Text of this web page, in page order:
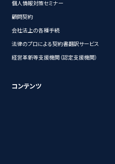
個人情報対策セミナー
顧問契約
会社法上の各種手続
法律のプロによる契約書翻訳サービス
経営革新等支援機関（認定支援機関）
コンテンツ